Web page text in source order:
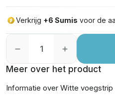
Verkrijg +6 Sumis voor de
Meer over het product
Informatie over Witte voegstrip